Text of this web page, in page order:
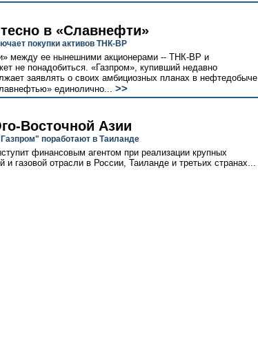
в «Славнефти»
покупки активов ТНК-ВР
между ее нынешними акционерами -- ТНК-ВР и
не понадобиться. «Газпром», купивший недавно
заявлять о своих амбициозных планах в нефтедобыче
единолично... >>
Восточной Азии
поработают в Таиланде
финансовым агентом при реализации крупных
и газовой отрасли в России, Таиланде и третьих странах...